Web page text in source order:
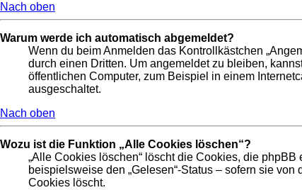
Nach oben
Warum werde ich automatisch abgemeldet?
Wenn du beim Anmelden das Kontrollkästchen
durch einen Dritten. Um angemeldet zu bleiben,
öffentlichen Computer, zum Beispiel in einem
ausgeschaltet.
Nach oben
Wozu ist die Funktion „Alle Cookies löschen“?
„Alle Cookies löschen“ löscht die Cookies, die
beispielsweise den „Gelesen“-Status – sofern sie
Cookies löscht.